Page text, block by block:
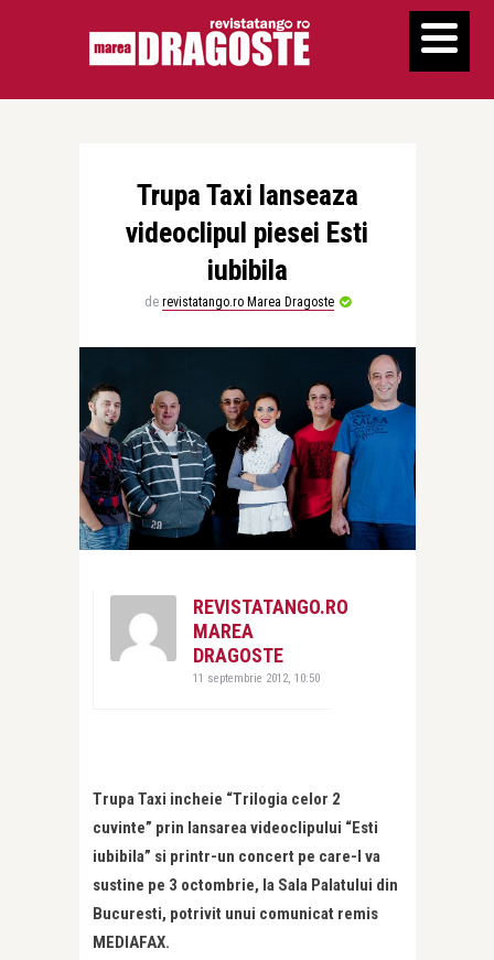
Trupa Taxi lanseaza
videoclipul piesei Esti
iubibila
de revistatango.ro Marea Dragoste
REVISTATANGO.RO
MAREA
DRAGOSTE
11 septembrie 2012, 10:50
Trupa Taxi incheie “Trilogia celor 2
cuvinte” prin lansarea videoclipului “Esti
iubibila” si printr-un concert pe care-l va
sustine pe 3 octombrie, la Sala Palatului din
Bucuresti, potrivit unui comunicat remis
MEDIAFAX.